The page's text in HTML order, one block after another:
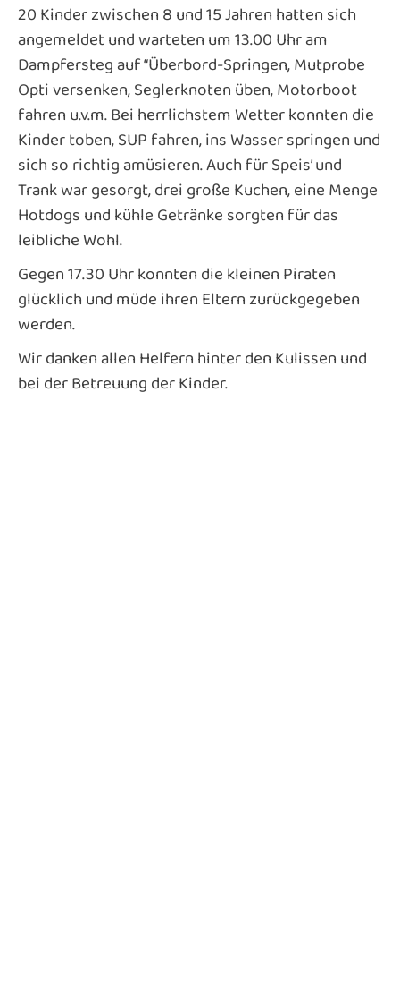
20 Kinder zwischen 8 und 15 Jahren hatten sich
angemeldet und warteten um 13.00 Uhr am
Dampfersteg auf “Überbord-Springen, Mutprobe
Opti versenken, Seglerknoten üben, Motorboot
fahren u.v.m. Bei herrlichstem Wetter konnten die
Kinder toben, SUP fahren, ins Wasser springen und
sich so richtig amüsieren. Auch für Speis’ und
Trank war gesorgt, drei große Kuchen, eine Menge
Hotdogs und kühle Getränke sorgten für das
leibliche Wohl.
Gegen 17.30 Uhr konnten die kleinen Piraten
glücklich und müde ihren Eltern zurückgegeben
werden.
Wir danken allen Helfern hinter den Kulissen und
bei der Betreuung der Kinder.